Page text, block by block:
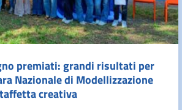
premiati: grandi risultati per
Nazionale di Modellizzazione
creativa